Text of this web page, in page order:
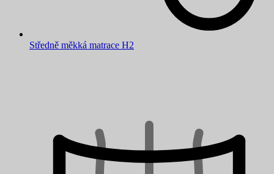
Středně měkká matrace H2